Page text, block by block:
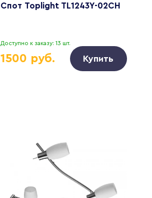
Спот Toplight TL1243Y-02CH
Доступно к заказу: 13 шт.
1500 руб. Купить